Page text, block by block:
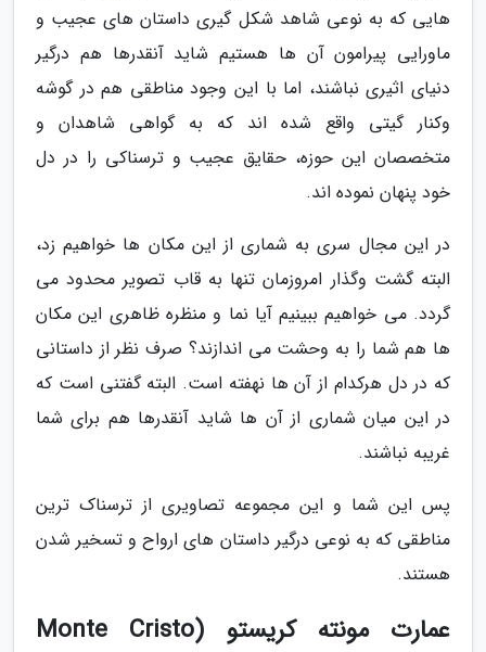
هایی که به نوعی شاهد شکل گیری داستان های عجیب و
ماورایی پیرامون آن ها هستیم شاید آنقدرها هم درگیر
دنیای اثیری نباشند، اما با این وجود مناطقی هم در گوشه
وکنار گیتی واقع شده اند که به گواهی شاهدان و
متخصصان این حوزه، حقایق عجیب و ترسناکی را در دل
خود پنهان نموده اند.
در این مجال سری به شماری از این مکان ها خواهیم زد،
البته گشت وگذار امروزمان تنها به قاب تصویر محدود می
گردد. می خواهیم ببینیم آیا نما و منظره ظاهری این مکان
ها هم شما را به وحشت می اندازند؟ صرف نظر از داستانی
که در دل هرکدام از آن ها نهفته است. البته گفتنی است که
در این میان شماری از آن ها شاید آنقدرها هم برای شما
غریبه نباشند.
پس این شما و این مجموعه تصاویری از ترسناک ترین
مناطقی که به نوعی درگیر داستان های ارواح و تسخیر شدن
هستند.
عمارت مونته کریستو (Monte Cristo